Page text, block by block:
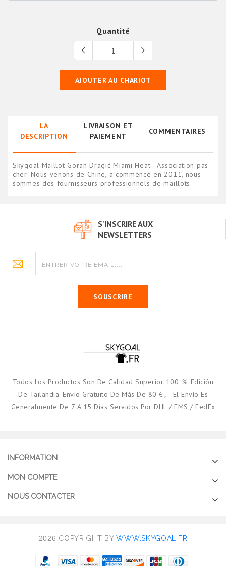
Quantité
AJOUTER AU CHARIOT
LA
DESCRIPTION
LIVRAISON ET
PAIEMENT
COMMENTAIRES
Skygoal Maillot Goran Dragić Miami Heat - Association pas
cher: Nous venons de Chine, a commencé en 2011, nous
sommes des fournisseurs professionnels de maillots.
S'INSCRIRE AUX
NEWSLETTERS
SOUSCRIRE
Todos Los Productos Son De Calidad Superior 100 ％ Edición
De Tailandia. Envío Gratuito De Más De 80 €。 El Envío Es
Generalmente De 7 A 15 Días Servidos Por DHL / EMS / FedEx
INFORMATION
MON COMPTE
NOUS CONTACTER
2026 COPYRIGHT BYWWW.SKYGOAL.FR